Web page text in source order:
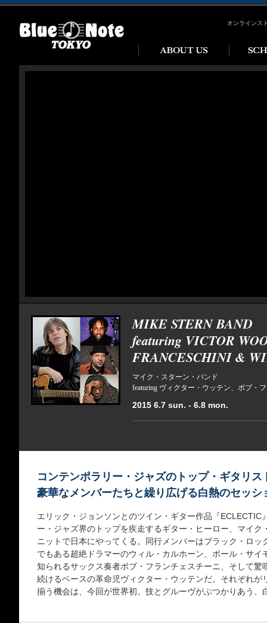
オンラインス
MIKE STERN BAND
featuring VICTOR
FRANCESCHINI &
マイク・スターン・バンド
featuring ヴィクター・ウッテン、ボブ・
2015 6.7 sun. - 6.8 mon.
コンテンポラリー・ジャズのトップ・ギタリス
豪華なメンバーたちと繰り広げる白熱のセッシ
エリック・ジョンソンとのツイン・ギター作品『ECLECTIC
ー・ジャズ界のトップを疾走するギター・ヒーロー、マイ
ニットで日本にやってくる。同行メンバーはブラック・ロッ
でもある超絶ドラマーのウィル・カルホーン、ポール・サ
知られるサックス奏者ボブ・フランチェスチーニ、そして
続けるベースの革命児ヴィクター・ウッテンだ。それぞれ
揃う機会は、今回が世界初。技とグルーヴがぶつかりあう